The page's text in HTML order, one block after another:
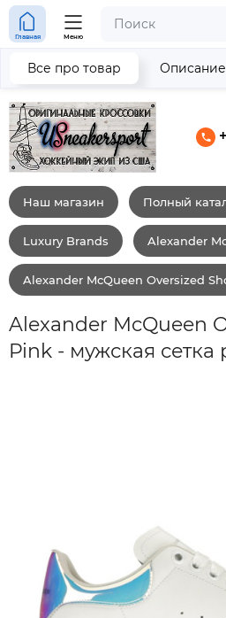
Главная Меню
Наш магазин Полный
Luxury Brands Alexander
Alexander McQueen Oversized
Alexander McQueen
Pink - мужская сетка
Все про товар Описание